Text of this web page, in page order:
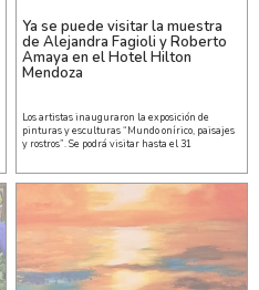
Ya se puede visitar la muestra
de Alejandra Fagioli y Roberto
Amaya en el Hotel Hilton
Mendoza
Los artistas inauguraron la exposición de
pinturas y esculturas “Mundo onírico, paisajes
y rostros”. Se podrá visitar hasta el 31